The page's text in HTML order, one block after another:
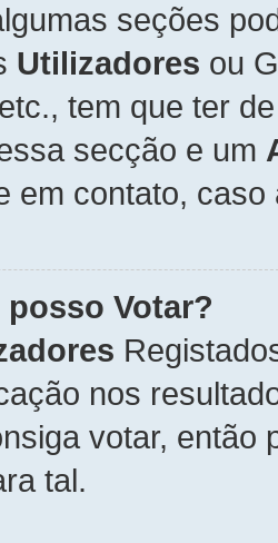
seções
Utilizadores ou
tem que ter
secção e um
em contato,
Votar?
nos
votar, então
tal.